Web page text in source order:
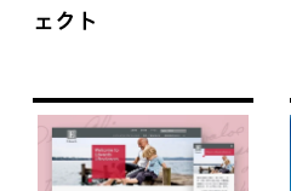
ェクト